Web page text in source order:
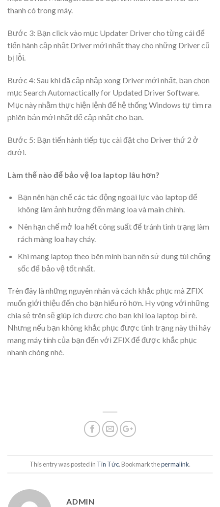
thanh có trong máy.
Bước 3: Bạn click vào mục Updater Driver cho từng cái để
tiến hành cập nhật Driver mới nhất thay cho những Driver cũ
bị lỗi.
Bước 4: Sau khi đã cập nhập xong Driver mới nhất, bạn chọn
mục Search Automactically for Updated Driver Software.
Mục này nhằm thực hiện lệnh để hệ thống Windows tự tìm ra
phiên bản mới nhất để cập nhật cho bạn.
Bước 5: Bạn tiến hành tiếp tục cài đặt cho Driver thứ 2 ở
dưới.
Làm thế nào để bảo vệ loa laptop lâu hơn?
Bạn nên hạn chế các tác động ngoại lực vào laptop để
không làm ảnh hưởng đến màng loa và main chính.
Nên hạn chế mở loa hết công suất để tránh tình trạng làm
rách màng loa hay cháy.
Khi mang laptop theo bên mình bạn nên sử dụng túi chống
sốc để bảo vệ tốt nhất.
Trên đây là những nguyên nhân và cách khắc phục mà ZFIX
muốn giới thiệu đến cho bạn hiểu rõ hơn. Hy vọng với những
chia sẻ trên sẽ giúp ích được cho bạn khi loa laptop bị rè.
Nhưng nếu bạn không khắc phục được tình trạng này thì hãy
mang máy tính của bạn đến với ZFIX để được khắc phục
nhanh chóng nhé.
This entry was posted in Tin Tức. Bookmark thepermalink.
ADMIN